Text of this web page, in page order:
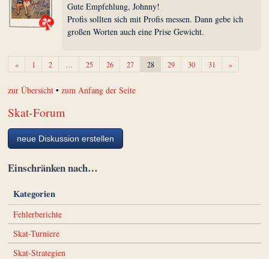
Gute Empfehlung, Johnny!
Profis sollten sich mit Profis messen. Dann gebe ich
großen Worten auch eine Prise Gewicht.
«Zurück1 2 … 25 26 27 28 29 30 31 »Weiter
zur Übersicht •zum Anfang der Seite
Skat-Forum
neue Diskussion erstellen
Einschränken nach…
Kategorien
Fehlerberichte
Skat-Turniere
Skat-Strategien